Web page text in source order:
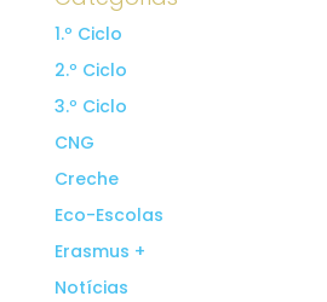
1.º Ciclo
2.º Ciclo
3.º Ciclo
CNG
Creche
Eco-Escolas
Erasmus +
Notícias